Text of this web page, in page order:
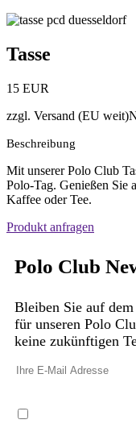
Tasse
15 EUR
zzgl. Versand (EU weit)
Beschreibung
Mit unserer Polo Club
Polo-Tag. Genießen Sie
Kaffee oder Tee.
Produkt anfragen
Polo Club
Bleiben Sie auf
für unseren Polo
keine zukünftigen